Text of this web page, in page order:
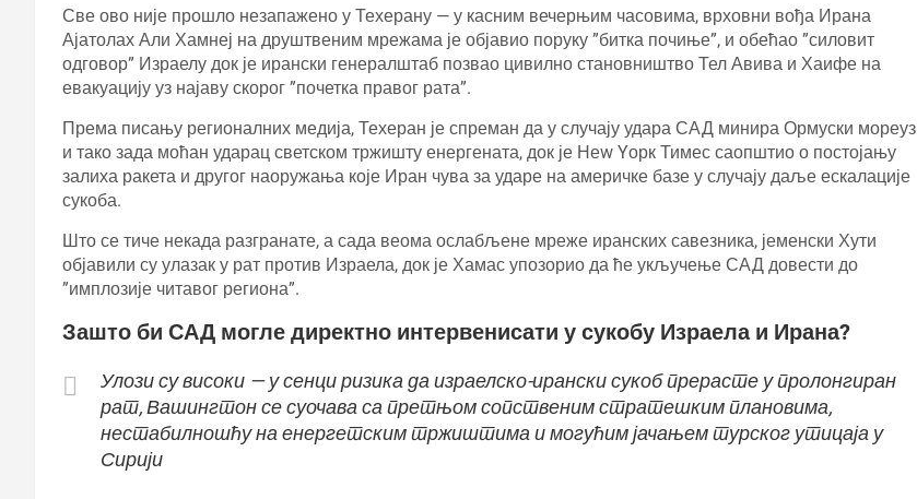
Све ово није прошло незапажено у Техерану — у касним вечерњим часовима, врховни вођа Ирана
Ајатолах Али Хамнеј на друштвеним мрежама је објавио поруку ”битка почиње”, и обећао ”силовит
одговор” Израелу док је ирански генералштаб позвао цивилно становништво Тел Авива и Хаифе на
евакуацију уз најаву скорог ”почетка правог рата”.
Према писању регионалних медија, Техеран је спреман да у случају удара САД минира Ормуски мореуз
и тако зада моћан ударац светском тржишту енергената, док је Неw Yорк Тимес саопштио о постојању
залиха ракета и другог наоружања које Иран чува за ударе на америчке базе у случају даље ескалације
сукоба.
Што се тиче некада разгранате, а сада веома ослабљене мреже иранских савезника, јеменски Хути
објавили су улазак у рат против Израела, док је Хамас упозорио да ће укључење САД довести до
”имплозије читавог региона”.
Зашто би САД могле директно интервенисати у сукобу Израела и Ирана?
Улози су високи — у сенци ризика да израелско-ирански сукоб прерасте у пролонгиран
рат, Вашингтон се суочава са претњом сопственим стратешким плановима,
нестабилношћу на енергетским тржиштима и могућим јачањем турског утицаја у
Сирији